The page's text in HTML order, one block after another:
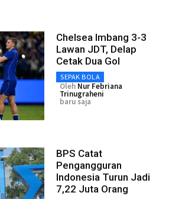
Chelsea Imbang 3-3
Lawan JDT, Delap
Cetak Dua Gol
SEPAK BOLA
Oleh Nur Febriana
Trinugraheni
baru saja
BPS Catat
Pengangguran
Indonesia Turun Jadi
7,22 Juta Orang